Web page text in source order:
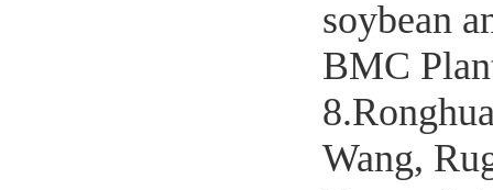
soybean
BMC
Wang,